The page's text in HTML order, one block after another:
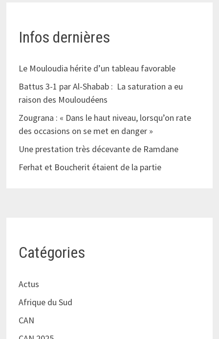
Infos dernières
Le Mouloudia hérite d’un tableau favorable
Battus 3-1 par Al-Shabab : La saturation a eu
raison des Mouloudéens
Zougrana : « Dans le haut niveau, lorsqu’on rate
des occasions on se met en danger »
Une prestation très décevante de Ramdane
Ferhat et Boucherit étaient de la partie
Catégories
Actus
Afrique du Sud
CAN